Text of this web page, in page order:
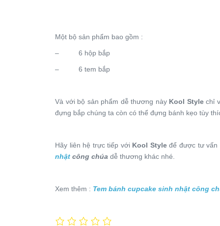
Một bộ sản phẩm bao gồm :
– 6 hộp bắp
– 6 tem bắp
Và với bộ sản phẩm dễ thương này Kool Stylechỉ
đựng bắp chúng ta còn có thể đựng bánh kẹo tùy
Hãy liên hệ trực tiếp với Kool Styleđể được tư vấn
nhật công chúa dễ thương khác nhé.
Xem thêm : Tem bánh cupcake sinh nhật công